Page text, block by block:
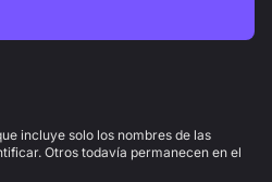
incluye solo los nombres de las
Otros todavía permanecen en el